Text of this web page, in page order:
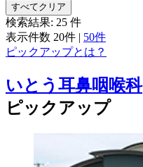
すべてクリア
検索結果: 25 件
表示件数 20件 | 50件
ピックアップとは？
いとう耳鼻咽喉科
ピックアップ